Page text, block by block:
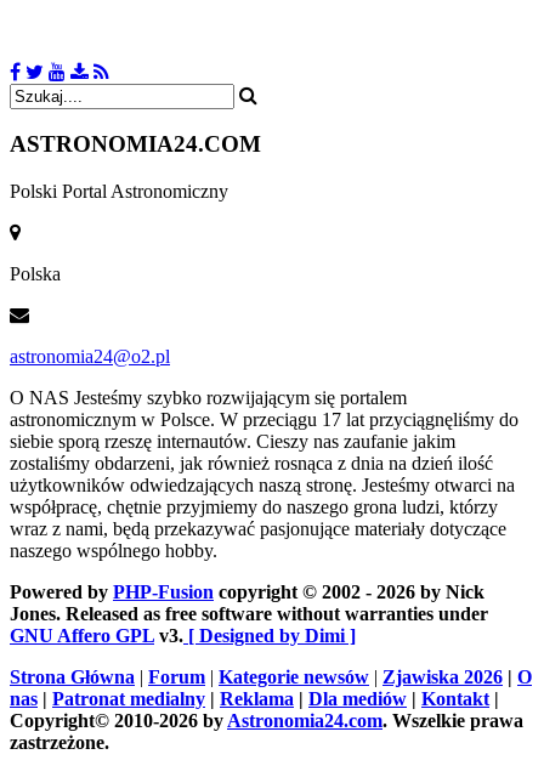
ASTRONOMIA24.COM
Polski Portal Astronomiczny
Polska
astronomia24@o2.pl
O NAS Jesteśmy szybko rozwijającym się portalem
astronomicznym w Polsce. W przeciągu 17 lat przyciągnęliśmy do
siebie sporą rzeszę internautów. Cieszy nas zaufanie jakim
zostaliśmy obdarzeni, jak również rosnąca z dnia na dzień ilość
użytkowników odwiedzających naszą stronę. Jesteśmy otwarci na
współpracę, chętnie przyjmiemy do naszego grona ludzi, którzy
wraz z nami, będą przekazywać pasjonujące materiały dotyczące
naszego wspólnego hobby.
Powered by PHP-Fusion copyright © 2002 - 2026 by Nick
Jones. Released as free software without warranties under
GNU Affero GPL v3. [ Designed by Dimi ]
Strona Główna | Forum | Kategorie newsów | Zjawiska 2026 | O
nas | Patronat medialny | Reklama | Dla mediów | Kontakt |
Copyright© 2010-2026 by Astronomia24.com. Wszelkie prawa
zastrzeżone.